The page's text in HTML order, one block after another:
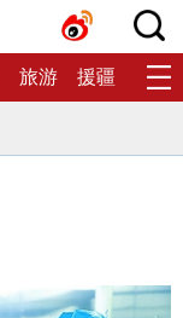
旅游 援疆 生态